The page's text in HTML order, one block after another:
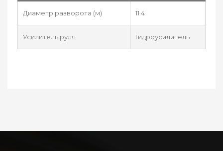
Диаметр разворота (м) 11.4
Усилитель руля Гидроусилитель